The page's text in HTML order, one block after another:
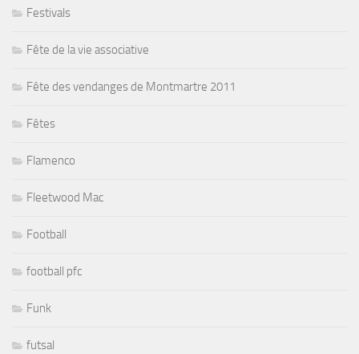
Festivals
Fête de la vie associative
Fête des vendanges de Montmartre 2011
Fêtes
Flamenco
Fleetwood Mac
Football
football pfc
Funk
futsal